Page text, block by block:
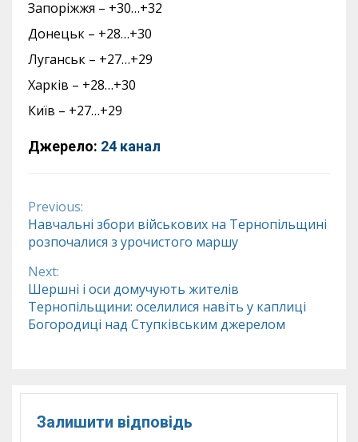
Запоріжжя – +30…+32
Донецьк – +28…+30
Луганськ – +27…+29
Харків – +28…+30
Київ – +27…+29
Джерело: 24 канал
Continue
Reading
Previous:
Навчальні збори військових на Тернопільщині
розпочалися з урочистого маршу
Next:
Шершні і оси домучують жителів
Тернопільщини: оселилися навіть у каплиці
Богородиці над Ступківським джерелом
Залишити відповідь